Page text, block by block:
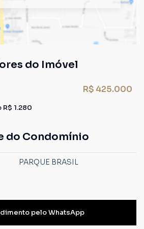
do Imóvel
R$ 425.000
R$ 1.280
do Condomínio
PARQUE BRASIL
peloWhatsApp